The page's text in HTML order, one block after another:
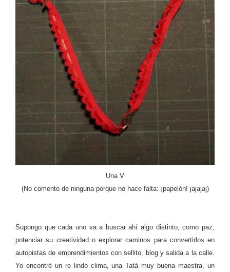
Una V
(No comento de ninguna porque no hace falta: ¡papelón! jajajaj)
Supongo que cada uno va a buscar ahí algo distinto, como paz,
potenciar su creatividad o explorar caminos para convertirlos en
autopistas de emprendimientos con sellito, blog y salida a la calle.
Yo encontré un re lindo clima, una Tatá muy buena maestra, un